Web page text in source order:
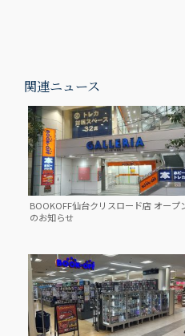
関連ニュース
BOOKOFF仙台クリスロード店 オープ
のお知らせ